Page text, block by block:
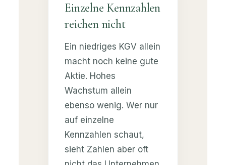
Einzelne Kennzahlen
reichen nicht
Ein niedriges KGV allein
macht noch keine gute
Aktie. Hohes
Wachstum allein
ebenso wenig. Wer nur
auf einzelne
Kennzahlen schaut,
sieht Zahlen aber oft